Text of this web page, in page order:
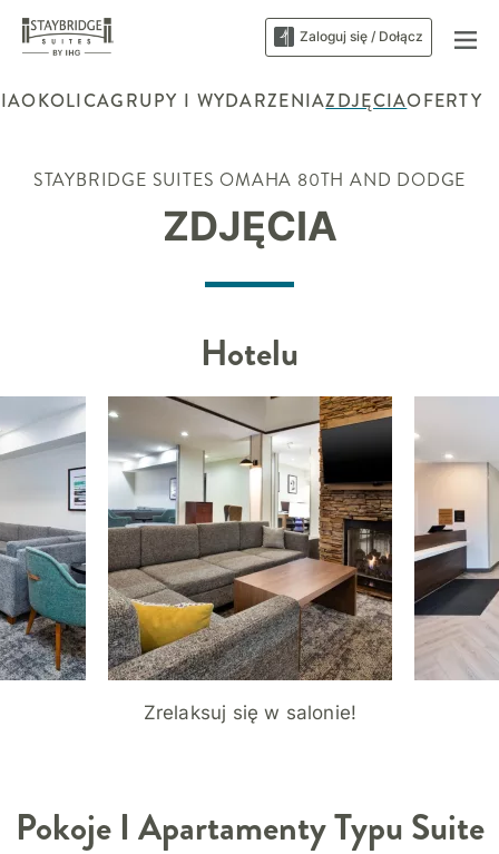
Zaloguj się / Dołącz
OKOLICAGRUPY I WYDARZENIAZDJĘCIAOFERTY
STAYBRIDGE SUITES OMAHA 80TH AND DODGE
ZDJĘCIA
Hotelu
Zrelaksuj się w salonie!
Pokoje I Apartamenty Typu Suite